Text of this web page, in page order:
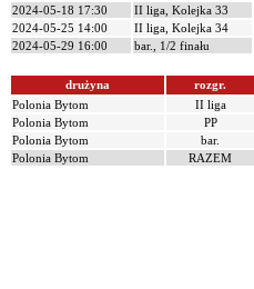
2024-05-18 17:30
II liga, Kolejka 33
2024-05-25 14:00
II liga, Kolejka 34
2024-05-29 16:00
bar., 1/2 finału
drużyna rozgr.
Polonia Bytom
II liga
Polonia Bytom
PP
Polonia Bytom
bar.
Polonia Bytom
RAZEM